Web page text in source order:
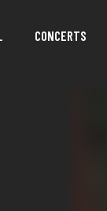
CONCERTS